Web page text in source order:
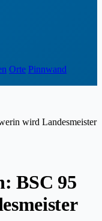
Orte Pinnwand
wird Landesmeister
BSC 95